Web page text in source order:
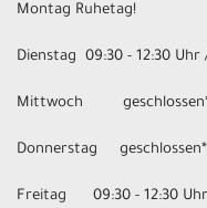
Montag Ruhetag!
Dienstag 09:30 - 12:30 Uhr
Mittwoch geschlossen* /
Donnerstag geschlossen*
Freitag 09:30 - 12:30 Uhr